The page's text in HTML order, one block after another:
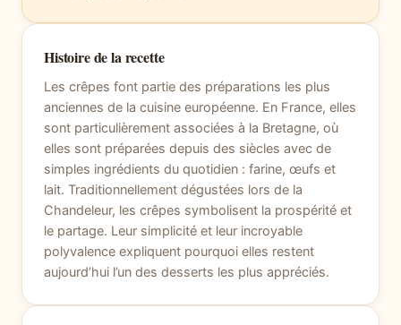
Histoire de la recette
Les crêpes font partie des préparations les plus
anciennes de la cuisine européenne. En France, elles
sont particulièrement associées à la Bretagne, où
elles sont préparées depuis des siècles avec de
simples ingrédients du quotidien : farine, œufs et
lait. Traditionnellement dégustées lors de la
Chandeleur, les crêpes symbolisent la prospérité et
le partage. Leur simplicité et leur incroyable
polyvalence expliquent pourquoi elles restent
aujourd’hui l’un des desserts les plus appréciés.